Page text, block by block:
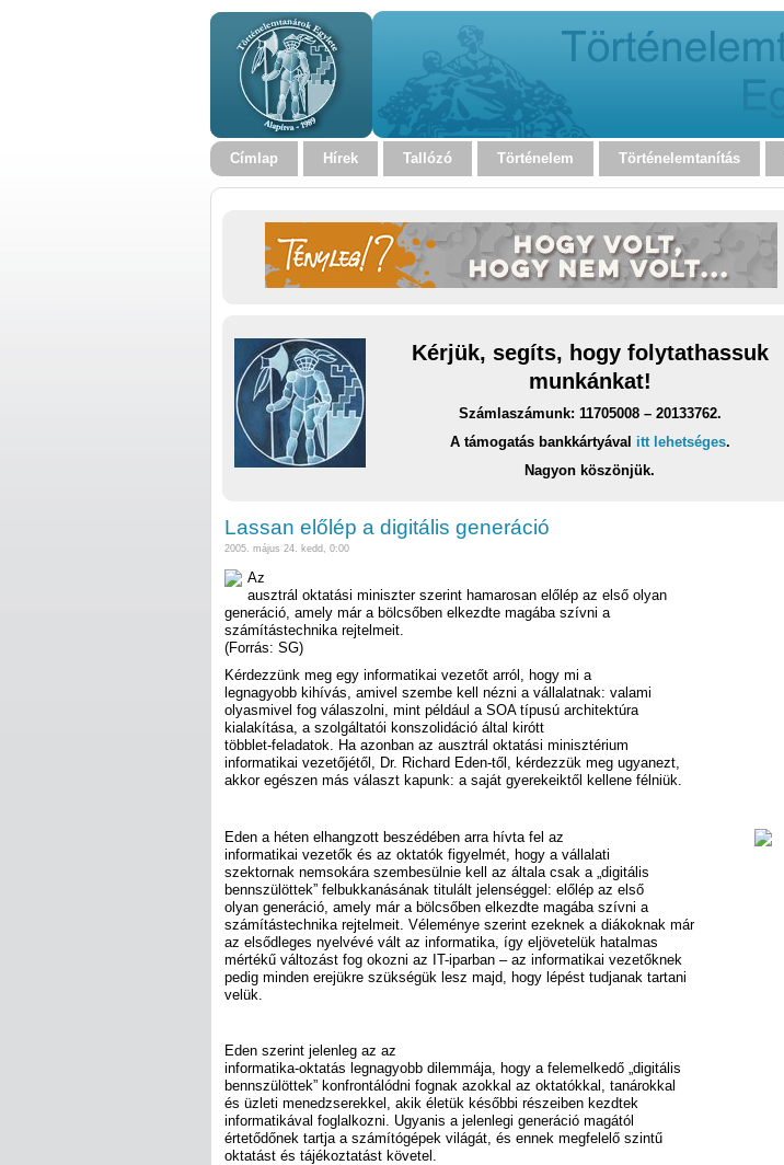
Címlap Hírek Tallózó Történelem Történelemtanítás
Kérjük, segíts, hogy folytathassuk
munkánkat!
Számlaszámunk: 11705008 – 20133762.
A támogatás bankkártyával itt lehetséges.
Nagyon köszönjük.
Lassan előlép a digitális generáció
2005. május 24. kedd, 0:00
Az
ausztrál oktatási miniszter szerint hamarosan előlép az első olyan
generáció, amely már a bölcsőben elkezdte magába szívni a
számítástechnika rejtelmeit.
(Forrás: SG)
Kérdezzünk meg egy informatikai vezetőt arról, hogy mi a
legnagyobb kihívás, amivel szembe kell nézni a vállalatnak: valami
olyasmivel fog válaszolni, mint például a SOA típusú architektúra
kialakítása, a szolgáltatói konszolidáció által kirótt
többlet-feladatok. Ha azonban az ausztrál oktatási minisztérium
informatikai vezetőjétől, Dr. Richard Eden-től, kérdezzük meg ugyanezt,
akkor egészen más választ kapunk: a saját gyerekeiktől kellene félniük.
Eden a héten elhangzott beszédében arra hívta fel az
informatikai vezetők és az oktatók figyelmét, hogy a vállalati
szektornak nemsokára szembesülnie kell az általa csak a „digitális
bennszülöttek” felbukkanásának titulált jelenséggel: előlép az első
olyan generáció, amely már a bölcsőben elkezdte magába szívni a
számítástechnika rejtelmeit. Véleménye szerint ezeknek a diákoknak már
az elsődleges nyelvévé vált az informatika, így eljövetelük hatalmas
mértékű változást fog okozni az IT-iparban – az informatikai vezetőknek
pedig minden erejükre szükségük lesz majd, hogy lépést tudjanak tartani
velük.
Eden szerint jelenleg az az
informatika-oktatás legnagyobb dilemmája, hogy a felemelkedő „digitális
bennszülöttek” konfrontálódni fognak azokkal az oktatókkal, tanárokkal
és üzleti menedzserekkel, akik életük későbbi részeiben kezdtek
informatikával foglalkozni. Ugyanis a jelenlegi generáció magától
értetődőnek tartja a számítógépek világát, és ennek megfelelő szintű
oktatást és tájékoztatást követel.